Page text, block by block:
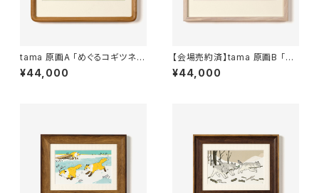
tama 原画A 「めぐるコギツネ」
額装込み
¥44,000
【会場売約済】tama 原画B 「ご
ろすりキツネ」額装込み
¥44,000